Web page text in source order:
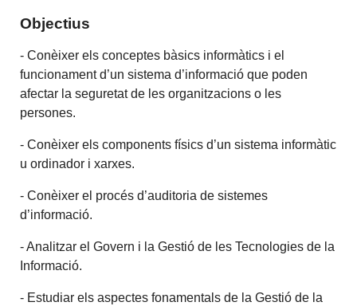
Objectius
- Conèixer els conceptes bàsics informàtics i el
funcionament d’un sistema d’informació que poden
afectar la seguretat de les organitzacions o les
persones.
- Conèixer els components físics d’un sistema informàtic
u ordinador i xarxes.
- Conèixer el procés d’auditoria de sistemes
d’informació.
- Analitzar el Govern i la Gestió de les Tecnologies de la
Informació.
- Estudiar els aspectes fonamentals de la Gestió de la